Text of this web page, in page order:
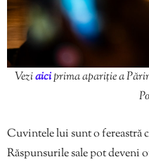
Veziaiciprima apariție a
Cuvintele lui sunt o fereastră
Răspunsurile sale pot deveni